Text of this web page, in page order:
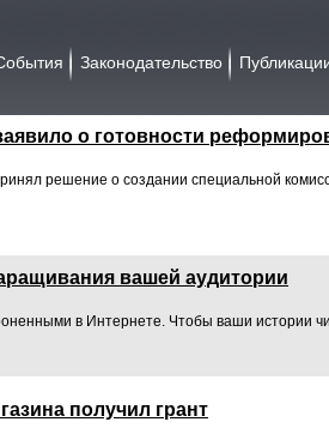
Законодательство
о готовности
решение о создании специальной
вашей аудитории
в Интернете. Чтобы ваши истории
получил грант